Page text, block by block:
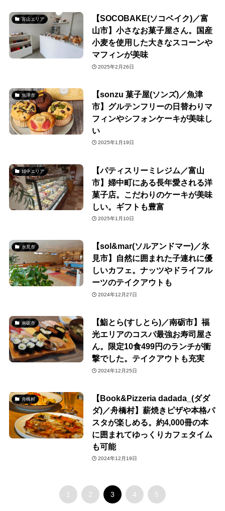
富山エリア
【SOCOBAKE(ソコベイク)／富
山市】小さなお菓子屋さん。国産
小麦を使用した大きなスコーンや
マフィンが美味
2025年2月26日
魚津市
【sonzu 菓子屋(ソンズ)／魚津
市】グルテンフリーの日替わりマ
フィンやシフォンケーキが美味し
い
2025年1月19日
婦中エリア
【パティスリーミレジム／富山
市】婦中町にある長年愛される洋
菓子店。こだわりのケーキが美味
しい。ギフトも豊富
2025年1月10日
氷見市
【sol&mar(ソルアンドマー)／氷
見市】自然に囲まれた子連れに優
しいカフェ。ナッツやドライフル
ーツのテイクアウトも
2024年12月27日
南砺市
【鮨とら(すしとら)／南砺市】福
光エリアのコスパ最強お寿司屋さ
ん。限定10食499円のランチが衝
撃でした。テイクアウトも充実
2024年12月25日
舟橋村
【Book&Pizzeria dadada_(ダダ
ダ)／舟橋村】薪焼きピザや本格パ
スタが楽しめる。約4,000冊の本
に囲まれてゆっくりカフェタイム
も可能
2024年12月19日
1 2 3 4 5